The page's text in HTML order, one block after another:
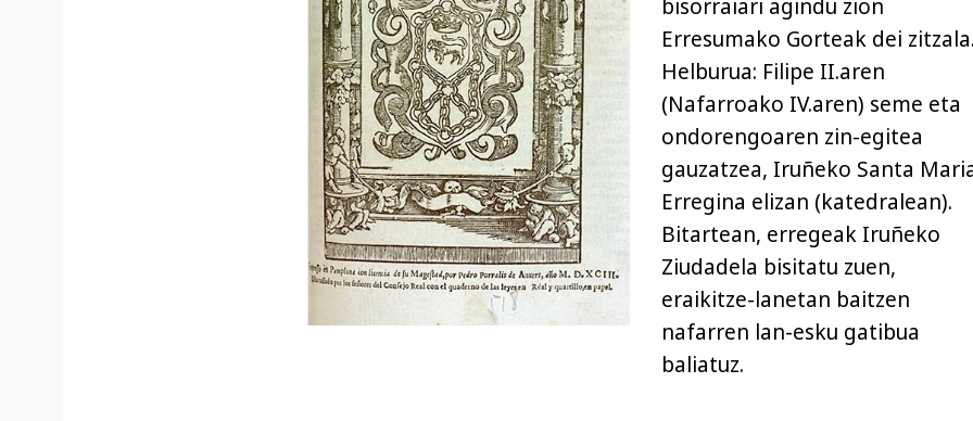
bisorraiari agindu zion
Erresumako Gorteak dei
Helburua: Filipe II.aren
(Nafarroako IV.aren) seme eta
ondorengoaren zin-egitea
gauzatzea, Iruñeko Santa
Erregina elizan (katedralean).
Bitartean, erregeak Iruñeko
Ziudadela bisitatu zuen,
eraikitze-lanetan baitzen
nafarren lan-esku gatibua
baliatuz.